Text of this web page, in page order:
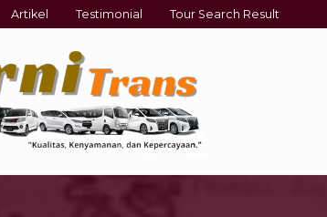
Artikel Testimonial Tour Search Result